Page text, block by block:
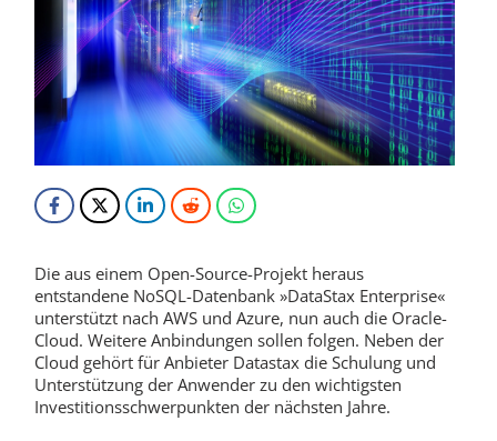
Die aus einem Open-Source-Projekt heraus
entstandene NoSQL-Datenbank »DataStax Enterprise«
unterstützt nach AWS und Azure, nun auch die Oracle-
Cloud. Weitere Anbindungen sollen folgen. Neben der
Cloud gehört für Anbieter Datastax die Schulung und
Unterstützung der Anwender zu den wichtigsten
Investitionsschwerpunkten der nächsten Jahre.